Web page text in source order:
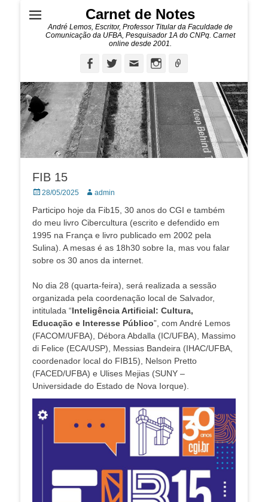
Carnet de Notes
André Lemos, Escritor, Professor Titular da Faculdade de
Comunicação da UFBA, Pesquisador 1A do CNPq. Carnet
online desde 2001.
FacebookTwitterEmail Instagram
FIB 15
Posted
28/05/2025 Autor:admin
Participo hoje da Fib15, 30 anos do CGI e também
do meu livro Cibercultura (escrito e defendido em
1995 na França e livro publicado em 2002 pela
Sulina). A mesas é as 18h30 sobre Ia, mas vou falar
sobre os 30 anos da internet.
No dia 28 (quarta-feira), será realizada a sessão
organizada pela coordenação local de Salvador,
intitulada “Inteligência Artificial: Cultura,
Educação e Interesse Público”, com André Lemos
(FACOM/UFBA), Débora Abdalla (IC/UFBA), Massimo
di Felice (ECA/USP), Messias Bandeira (IHAC/UFBA,
coordenador local do FIB15), Nelson Pretto
(FACED/UFBA) e Ulises Mejias (SUNY –
Universidade do Estado de Nova Iorque).